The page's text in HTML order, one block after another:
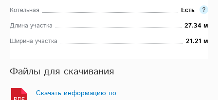
Котельная
Есть
Длина участка
27.34 м
Ширина участка
21.21 м
Файлы для скачивания
Скачать информацию по